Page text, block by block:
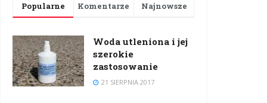
Popularne Komentarze Najnowsze
Woda utleniona i jej
szerokie
zastosowanie
21 SIERPNIA 2017